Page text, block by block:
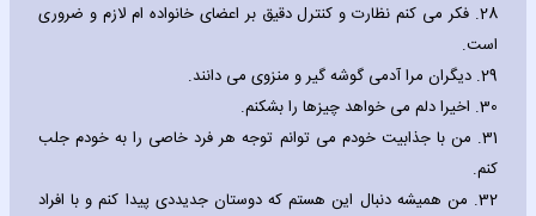
28. فکر می کنم نظارت و کنترل دقیق بر اعضای خانواده ام لازم و ضروری
است.
29. دیگران مرا آدمی گوشه گیر و منزوی می دانند.
30. اخیرا دلم می خواهد چیزها را بشکنم.
31. من با جذابیت خودم می توانم توجه هر فرد خاصی را به خودم جلب
کنم.
32. من همیشه دنبال این هستم که دوستان جدیددی پیدا کنم و با افراد